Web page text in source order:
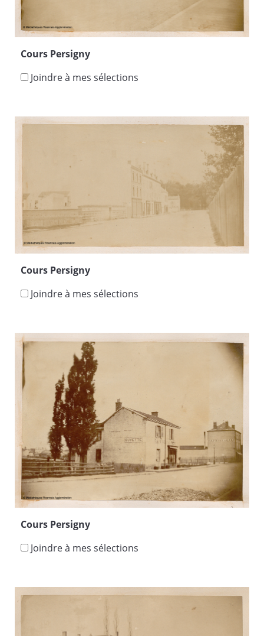
Cours Persigny
Joindre à mes sélections
Cours Persigny
Joindre à mes sélections
Cours Persigny
Joindre à mes sélections